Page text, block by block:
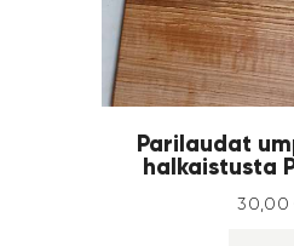
Parilaudat
halkaistusta
30 00